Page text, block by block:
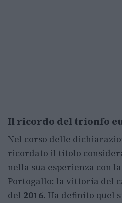
Il ricordo del trionfo
Nel corso delle
ricordato il titolo
nella sua esperienza con
Portogallo: la vittoria del
del 2016. Ha definito quel